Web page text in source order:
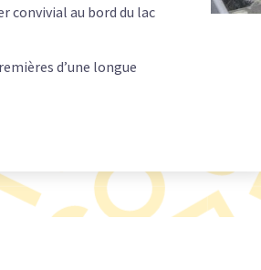
convivial au bord du lac
d’une longue